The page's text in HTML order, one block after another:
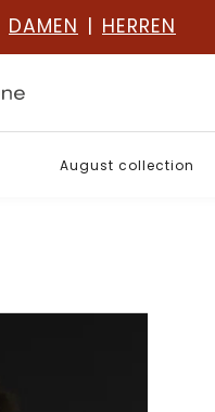
DAMEN | HERREN
August collection